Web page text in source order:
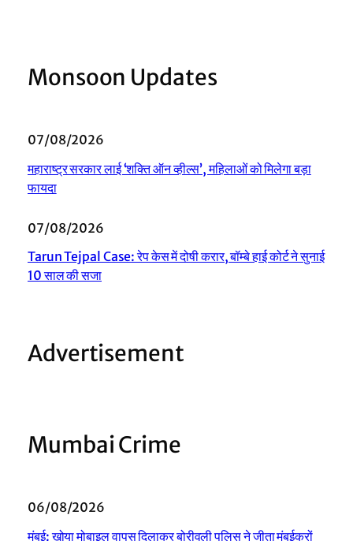
Monsoon Updates
07/08/2026
महाराष्ट्र सरकार लाई ‘शक्ति ऑन व्हील्स’, महिलाओं को मिलेगा बड़ा
फायदा
07/08/2026
Tarun Tejpal Case: रेप केस में दोषी करार, बॉम्बे हाई कोर्ट ने सुनाई
10 साल की सजा
Advertisement
Mumbai Crime
06/08/2026
मुंबई: खोया मोबाइल वापस दिलाकर बोरीवली पुलिस ने जीता मुंबईकरों